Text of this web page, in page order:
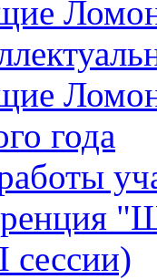
года